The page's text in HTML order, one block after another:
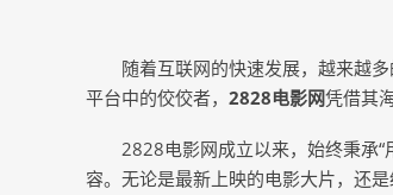
随着互联网的快速发展，越来越
平台中的佼佼者， 2828电影网凭借其
2828电影网成立以来，始终秉承
容。无论是最新上映的电影大片，还